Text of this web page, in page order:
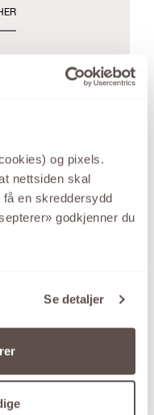
og pixels.
nettsiden skal
en skreddersydd
godkjenner du
Se detaljer